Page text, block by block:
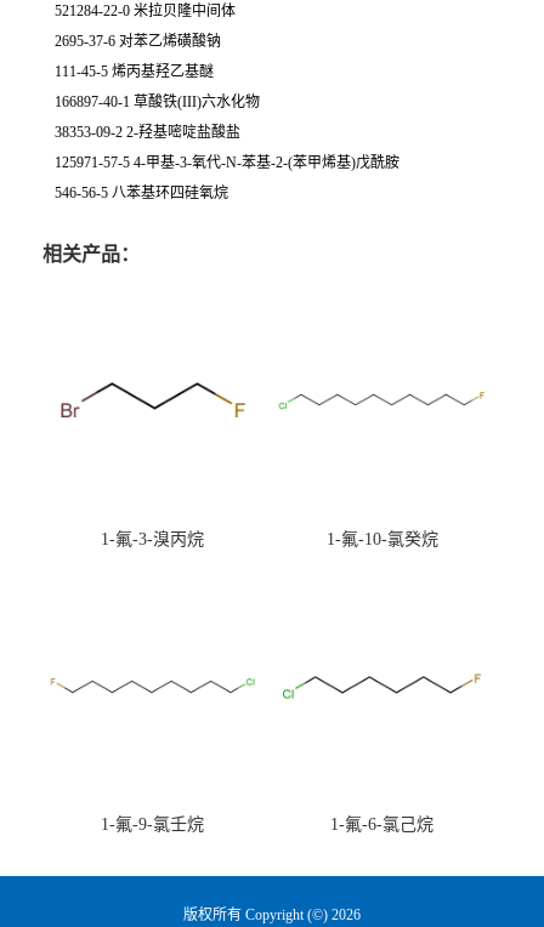
521284-22-0 米拉贝隆中间体
2695-37-6 对苯乙烯磺酸钠
111-45-5 烯丙基羟乙基醚
166897-40-1 草酸铁(III)六水化物
38353-09-2 2-羟基嘧啶盐酸盐
125971-57-5 4-甲基-3-氧代-N-苯基-2-(苯甲烯基)戊酰胺
546-56-5 八苯基环四硅氧烷
相关产品：
1-氟-3-溴丙烷 1-氟-10-氯癸烷
1-氟-9-氯壬烷 1-氟-6-氯己烷
版权所有 Copyright (©) 2026